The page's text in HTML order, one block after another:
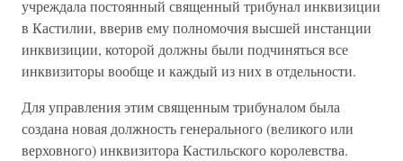
учреждала постоянный священный трибунал инквизиции
в Кастилии, вверив ему полномочия высшей инстанции
инквизиции, которой должны были подчиняться все
инквизиторы вообще и каждый из них в отдельности.
Для управления этим священным трибуналом была
создана новая должность генерального (великого или
верховного) инквизитора Кастильского королевства.